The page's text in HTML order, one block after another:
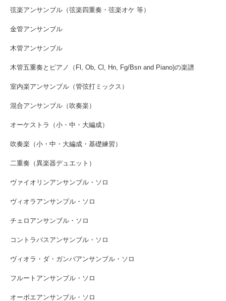
弦楽アンサンブル（弦楽四重奏・弦楽オケ 等）
金管アンサンブル
木管アンサンブル
木管五重奏とピアノ（Fl, Ob, Cl, Hn, Fg/Bsn and Piano)の楽譜
室内楽アンサンブル（管弦打ミックス）
混合アンサンブル（吹奏楽）
オーケストラ（小・中・大編成）
吹奏楽（小・中・大編成・基礎練習）
二重奏（異楽器デュエット）
ヴァイオリンアンサンブル・ソロ
ヴィオラアンサンブル・ソロ
チェロアンサンブル・ソロ
コントラバスアンサンブル・ソロ
ヴィオラ・ダ・ガンバアンサンブル・ソロ
フルートアンサンブル・ソロ
オーボエアンサンブル・ソロ